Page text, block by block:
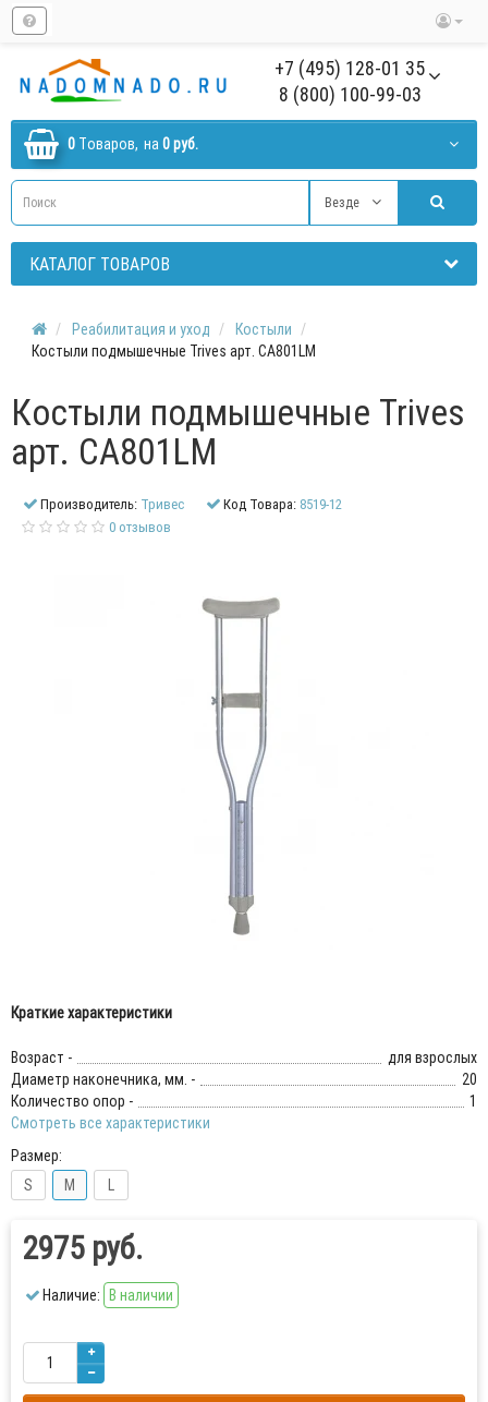
+7 (495) 128-01 35
8 (800) 100-99-03
0 Tоваров, на 0 руб.
Везде
КАТАЛОГ ТОВАРОВ
Реабилитация и уход
Костыли
Костыли подмышечные Trives арт. CA801LM
Костыли подмышечные Trives
арт. CA801LM
Производитель: Тривес Код Товара: 8519-12
0 отзывов
Краткие характеристики
Возраст -
для взрослых
Диаметр наконечника, мм. -
20
Количество опор -
1
Смотреть все характеристики
Размер:
S
M L
2975 руб.
Наличие: В наличии